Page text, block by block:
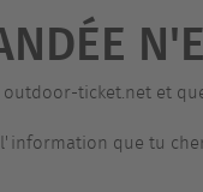
ticket.net et
que tu